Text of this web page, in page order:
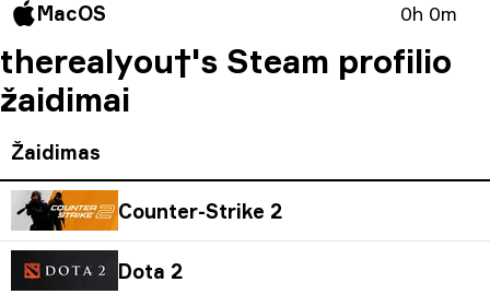
MacOS 0h 0m
therealyou†'s Steam profilio
žaidimai
Žaidimas
Counter-Strike 2
Dota 2